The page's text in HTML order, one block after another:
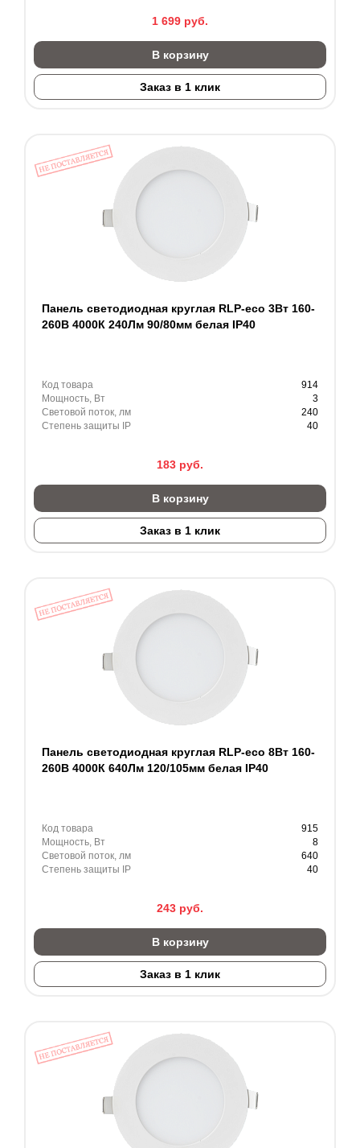
1 699 руб.
В корзину
Заказ в 1 клик
Панель светодиодная круглая RLP-eco 3Вт 160-
260В 4000К 240Лм 90/80мм белая IP40
Код товара
914
Мощность, Вт
3
Световой поток, лм
240
Степень защиты IP
40
183 руб.
В корзину
Заказ в 1 клик
Панель светодиодная круглая RLP-eco 8Вт 160-
260В 4000К 640Лм 120/105мм белая IP40
Код товара
915
Мощность, Вт
8
Световой поток, лм
640
Степень защиты IP
40
243 руб.
В корзину
Заказ в 1 клик